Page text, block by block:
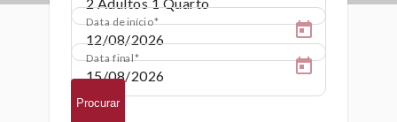
Data de início
Data final
Procurar